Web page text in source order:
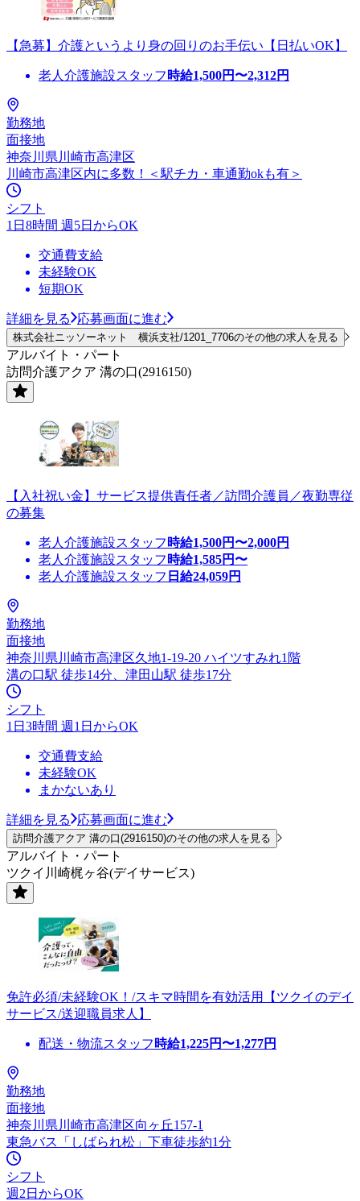
【急募】介護というより身の回りのお手伝い【日払いOK】
老人介護施設スタッフ 時給1,500円〜2,312円
勤務地
面接地
神奈川県川崎市高津区
川崎市高津区内に多数！＜駅チカ・車通勤okも有＞
シフト
1日8時間 週5日からOK
交通費支給
未経験OK
短期OK
詳細を見る 応募画面に進む
株式会社ニッソーネット 横浜支社/1201_7706のその他の求人を見る
アルバイト・パート
訪問介護アクア 溝の口(2916150)
【入社祝い金】サービス提供責任者／訪問介護員／夜勤専従
の募集
老人介護施設スタッフ 時給1,500円〜2,000円
老人介護施設スタッフ 時給1,585円〜
老人介護施設スタッフ 日給24,059円
勤務地
面接地
神奈川県川崎市高津区久地1-19-20 ハイツすみれ1階
溝の口駅 徒歩14分、津田山駅 徒歩17分
シフト
1日3時間 週1日からOK
交通費支給
未経験OK
まかないあり
詳細を見る 応募画面に進む
訪問介護アクア 溝の口(2916150)のその他の求人を見る
アルバイト・パート
ツクイ川崎梶ヶ谷(デイサービス)
免許必須/未経験OK！/スキマ時間を有効活用【ツクイのデイ
サービス/送迎職員求人】
配送・物流スタッフ 時給1,225円〜1,277円
勤務地
面接地
神奈川県川崎市高津区向ヶ丘157-1
東急バス「しばられ松」下車徒歩約1分
シフト
週2日からOK